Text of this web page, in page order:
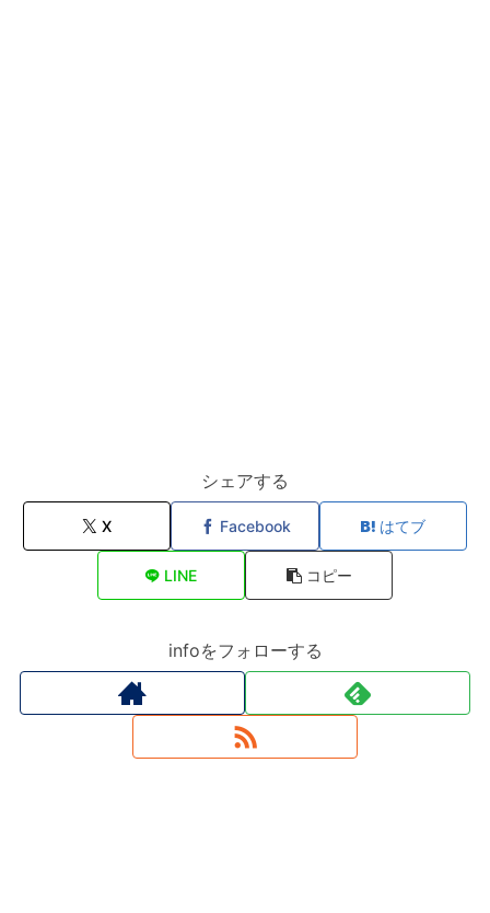
シェアする
X Facebook はてブ
LINE コピー
infoをフォローする